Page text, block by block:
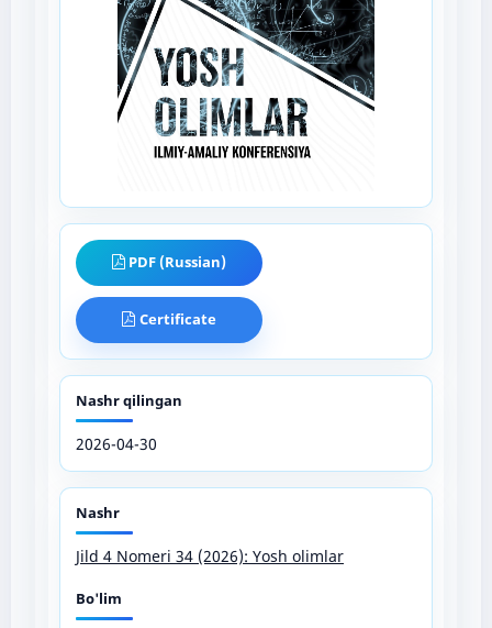
PDF (Russian)
Certificate
Nashr qilingan
2026-04-30
Nashr
Jild 4 Nomeri 34 (2026): Yosh olimlar
Bo'lim